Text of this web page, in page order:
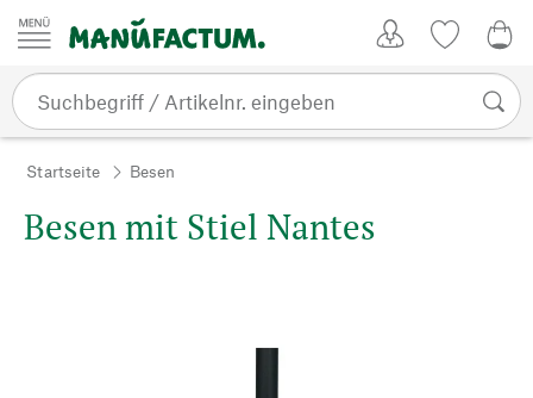
Zum Inhalt springen
Startseite Besen
Besen mit Stiel Nantes